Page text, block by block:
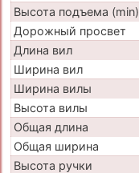
Высота подъема (min)
Дорожный просвет
Длина вил
Ширина вил
Ширина вилы
Высота вилы
Общая длина
Общая ширина
Высота ручки